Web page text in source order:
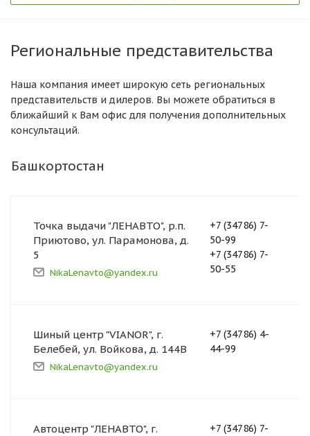
Региональные представительства
Наша компания имеет широкую сеть региональных
представительств и дилеров. Вы можете обратиться в
ближайший к Вам офис для получения дополнительных
консультаций.
Башкортостан
Точка выдачи "ЛЕНАВТО", р.п.
Приютово, ул. Парамонова, д.
5
NikaLenavto@yandex.ru
+7 (34786) 7-
50-99
+7 (34786) 7-
50-55
Шиный центр "VIANOR", г.
Белебей, ул. Войкова, д. 144В
NikaLenavto@yandex.ru
+7 (34786) 4-
44-99
Автоцентр "ЛЕНАВТО", г.
+7 (34786) 7-